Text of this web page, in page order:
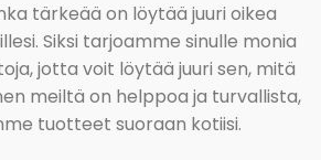
tärkeää on löytää juuri oikea
Siksi tarjoamme sinulle monia
jotta voit löytää juuri sen, mitä
meiltä on helppoa ja turvallista,
tuotteet suoraan kotiisi.